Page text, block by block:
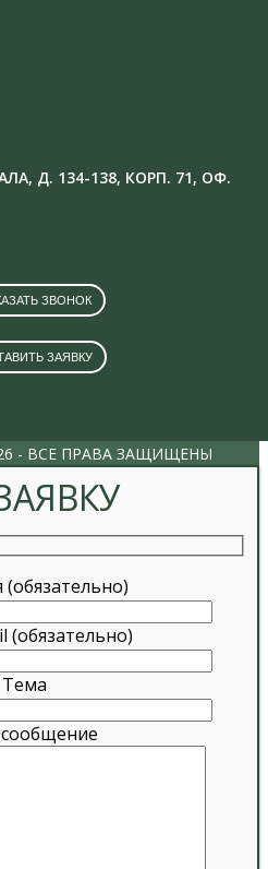
Д. 134-138, КОРП. 71, ОФ.
ЗВОНОК
ЗАЯВКУ
- ВСЕ ПРАВА ЗАЩИЩЕНЫ
(обязательно)
Тема